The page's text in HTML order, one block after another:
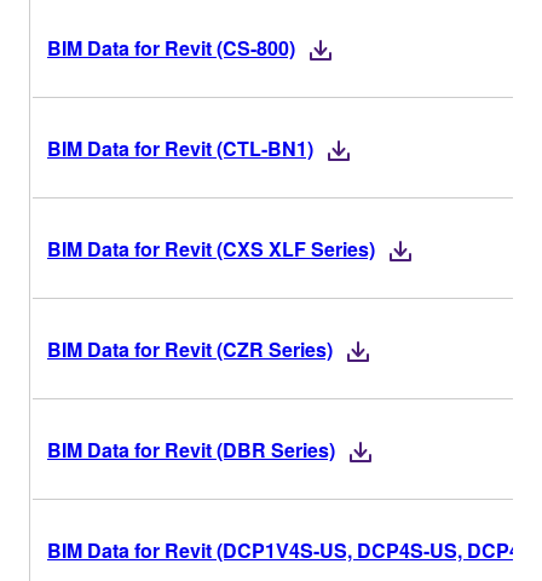
BIM Data for Revit (CS-800)
BIM Data for Revit (CTL-BN1)
BIM Data for Revit (CXS XLF Series)
BIM Data for Revit (CZR Series)
BIM Data for Revit (DBR Series)
BIM Data for Revit (DCP1V4S-US, DCP4S-US,